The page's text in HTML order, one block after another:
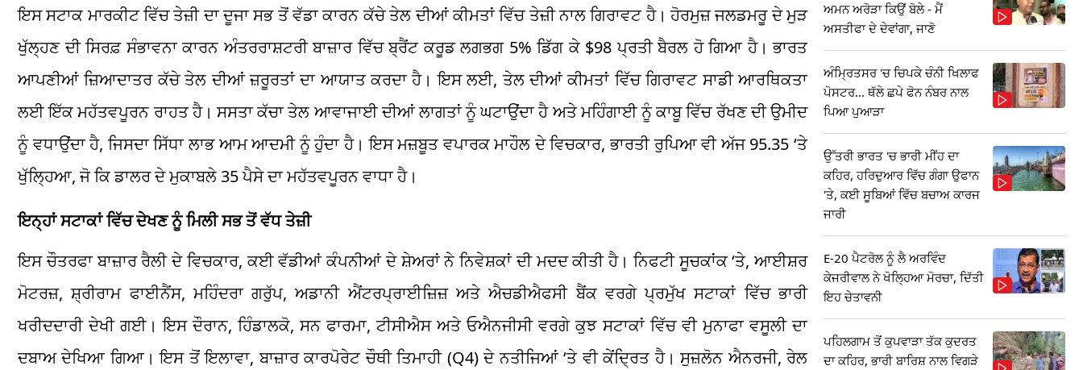
ਇਸ ਸਟਾਕ ਮਾਰਕੀਟ ਵਿੱਚ ਤੇਜ਼ੀ ਦਾ ਦੂਜਾ ਸਭ ਤੋਂ ਵੱਡਾ ਕਾਰਨ ਕੱਚੇ ਤੇਲ ਦੀਆਂ ਕੀਮਤਾਂ ਵਿੱਚ ਤੇਜ਼ੀ ਨਾਲ ਗਿਰਾਵਟ ਹੈ। ਹੋਰਮੁਜ਼ ਜਲਡਮਰੂ ਦੇ ਮੁੜ
ਖੁੱਲ੍ਹਣ ਦੀ ਸਿਰਫ਼ ਸੰਭਾਵਨਾ ਕਾਰਨ ਅੰਤਰਰਾਸ਼ਟਰੀ ਬਾਜ਼ਾਰ ਵਿੱਚ ਬ੍ਰੈਂਟ ਕਰੂਡ ਲਗਭਗ 5% ਡਿੱਗ ਕੇ $98 ਪ੍ਰਤੀ ਬੈਰਲ ਹੋ ਗਿਆ ਹੈ। ਭਾਰਤ
ਆਪਣੀਆਂ ਜ਼ਿਆਦਾਤਰ ਕੱਚੇ ਤੇਲ ਦੀਆਂ ਜ਼ਰੂਰਤਾਂ ਦਾ ਆਯਾਤ ਕਰਦਾ ਹੈ। ਇਸ ਲਈ, ਤੇਲ ਦੀਆਂ ਕੀਮਤਾਂ ਵਿੱਚ ਗਿਰਾਵਟ ਸਾਡੀ ਆਰਥਿਕਤਾ
ਲਈ ਇੱਕ ਮਹੱਤਵਪੂਰਨ ਰਾਹਤ ਹੈ। ਸਸਤਾ ਕੱਚਾ ਤੇਲ ਆਵਾਜਾਈ ਦੀਆਂ ਲਾਗਤਾਂ ਨੂੰ ਘਟਾਉਂਦਾ ਹੈ ਅਤੇ ਮਹਿੰਗਾਈ ਨੂੰ ਕਾਬੂ ਵਿੱਚ ਰੱਖਣ ਦੀ ਉਮੀਦ
ਨੂੰ ਵਧਾਉਂਦਾ ਹੈ, ਜਿਸਦਾ ਸਿੱਧਾ ਲਾਭ ਆਮ ਆਦਮੀ ਨੂੰ ਹੁੰਦਾ ਹੈ। ਇਸ ਮਜ਼ਬੂਤ ​​ਵਪਾਰਕ ਮਾਹੌਲ ਦੇ ਵਿਚਕਾਰ, ਭਾਰਤੀ ਰੁਪਿਆ ਵੀ ਅੱਜ 95.35 ‘ਤੇ
ਖੁੱਲ੍ਹਿਆ, ਜੋ ਕਿ ਡਾਲਰ ਦੇ ਮੁਕਾਬਲੇ 35 ਪੈਸੇ ਦਾ ਮਹੱਤਵਪੂਰਨ ਵਾਧਾ ਹੈ।
ਇਨ੍ਹਾਂ ਸਟਾਕਾਂ ਵਿੱਚ ਦੇਖਣ ਨੂੰ ਮਿਲੀ ਸਭ ਤੋਂ ਵੱਧ ਤੇਜ਼ੀ
ਇਸ ਚੌਤਰਫਾ ਬਾਜ਼ਾਰ ਰੈਲੀ ਦੇ ਵਿਚਕਾਰ, ਕਈ ਵੱਡੀਆਂ ਕੰਪਨੀਆਂ ਦੇ ਸ਼ੇਅਰਾਂ ਨੇ ਨਿਵੇਸ਼ਕਾਂ ਦੀ ਮਦਦ ਕੀਤੀ ਹੈ। ਨਿਫਟੀ ਸੂਚਕਾਂਕ ‘ਤੇ, ਆਈਸ਼ਰ
ਮੋਟਰਜ਼, ਸ਼੍ਰੀਰਾਮ ਫਾਈਨੈਂਸ, ਮਹਿੰਦਰਾ ਗਰੁੱਪ, ਅਡਾਨੀ ਐਂਟਰਪ੍ਰਾਈਜ਼ਿਜ਼ ਅਤੇ ਐਚਡੀਐਫਸੀ ਬੈਂਕ ਵਰਗੇ ਪ੍ਰਮੁੱਖ ਸਟਾਕਾਂ ਵਿੱਚ ਭਾਰੀ
ਖਰੀਦਦਾਰੀ ਦੇਖੀ ਗਈ। ਇਸ ਦੌਰਾਨ, ਹਿੰਡਾਲਕੋ, ਸਨ ਫਾਰਮਾ, ਟੀਸੀਐਸ ਅਤੇ ਓਐਨਜੀਸੀ ਵਰਗੇ ਕੁਝ ਸਟਾਕਾਂ ਵਿੱਚ ਵੀ ਮੁਨਾਫਾ ਵਸੂਲੀ ਦਾ
ਦਬਾਅ ਦੇਖਿਆ ਗਿਆ। ਇਸ ਤੋਂ ਇਲਾਵਾ, ਬਾਜ਼ਾਰ ਕਾਰਪੋਰੇਟ ਚੌਥੀ ਤਿਮਾਹੀ (Q4) ਦੇ ਨਤੀਜਿਆਂ ‘ਤੇ ਵੀ ਕੇਂਦ੍ਰਿਤ ਹੈ। ਸੁਜ਼ਲੋਨ ਐਨਰਜੀ, ਰੇਲ
ਅਮਨ ਅਰੋੜਾ ਕਿਉਂ ਬੋਲੇ - ਮੈਂ
ਅਸਤੀਫਾ ਦੇ ਦੇਵਾਂਗਾ, ਜਾਣੋ
ਅੰਮ੍ਰਿਤਸਰ 'ਚ ਚਿਪਕੇ ਚੰਨੀ ਖਿਲਾਫ
ਪੋਸਟਰ... ਥੱਲੇ ਛਪੇ ਫੋਨ ਨੰਬਰ ਨਾਲ
ਪਿਆ ਪੁਆੜਾ
ਉੱਤਰੀ ਭਾਰਤ 'ਚ ਭਾਰੀ ਮੀਂਹ ਦਾ
ਕਹਿਰ, ਹਰਿਦੁਆਰ ਵਿੱਚ ਗੰਗਾ ਉਫਾਨ
'ਤੇ, ਕਈ ਸੂਬਿਆਂ ਵਿੱਚ ਬਚਾਅ ਕਾਰਜ
ਜਾਰੀ
E-20 ਪੈਟਰੋਲ ਨੂੰ ਲੈ ਅਰਵਿੰਦ
ਕੇਜਰੀਵਾਲ ਨੇ ਖੋਲ੍ਹਿਆ ਮੋਰਚਾ, ਦਿੱਤੀ
ਇਹ ਚੇਤਾਵਨੀ
ਪਹਿਲਗਾਮ ਤੋਂ ਕੁਪਵਾੜਾ ਤੱਕ ਕੁਦਰਤ
ਦਾ ਕਹਿਰ, ਭਾਰੀ ਬਾਰਿਸ਼ ਨਾਲ ਵਿਗੜੇ